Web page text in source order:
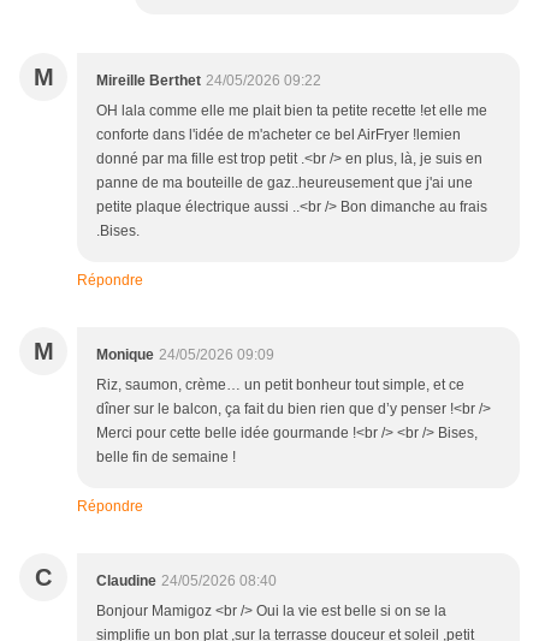
M Mireille Berthet 24/05/2026 09:22
OH lala comme elle me plait bien ta petite recette !et elle me
conforte dans l'idée de m'acheter ce bel AirFryer !lemien
donné par ma fille est trop petit .<br /> en plus, là, je suis en
panne de ma bouteille de gaz..heureusement que j'ai une
petite plaque électrique aussi ..<br /> Bon dimanche au frais
.Bises.
Répondre
M Monique 24/05/2026 09:09
Riz, saumon, crème… un petit bonheur tout simple, et ce
dîner sur le balcon, ça fait du bien rien que d’y penser !<br />
Merci pour cette belle idée gourmande !<br /> <br /> Bises,
belle fin de semaine !
Répondre
C Claudine 24/05/2026 08:40
Bonjour Mamigoz <br /> Oui la vie est belle si on se la
simplifie un bon plat ,sur la terrasse douceur et soleil ,petit